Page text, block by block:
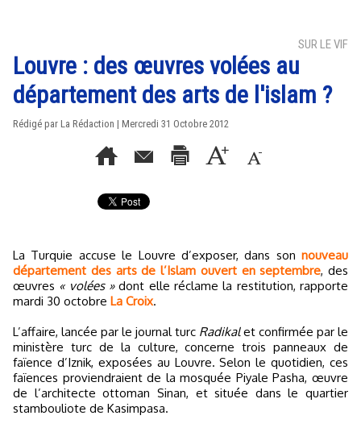
SUR LE VIF
Louvre : des œuvres volées au
département des arts de l'islam ?
Rédigé par La Rédaction | Mercredi 31 Octobre 2012
La Turquie accuse le Louvre d’exposer, dans son nouveau
département des arts de l’Islam ouvert en septembre, des
œuvres « volées »dont elle réclame la restitution, rapporte
mardi 30 octobre La Croix.
L’affaire, lancée par le journal turc Radikalet confirmée par le
ministère turc de la culture, concerne trois panneaux de
faïence d’Iznik, exposées au Louvre. Selon le quotidien, ces
faïences proviendraient de la mosquée Piyale Pasha, œuvre
de l’architecte ottoman Sinan, et située dans le quartier
stambouliote de Kasimpasa.